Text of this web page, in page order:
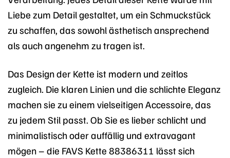
Liebe zum Detail gestaltet, um ein Schmuckstück
zu schaffen, das sowohl ästhetisch ansprechend
als auch angenehm zu tragen ist.
Das Design der Kette ist modern und zeitlos
zugleich. Die klaren Linien und die schlichte Eleganz
machen sie zu einem vielseitigen Accessoire, das
zu jedem Stil passt. Ob Sie es lieber schlicht und
minimalistisch oder auffällig und extravagant
mögen – die FAVS Kette 88386311 lässt sich